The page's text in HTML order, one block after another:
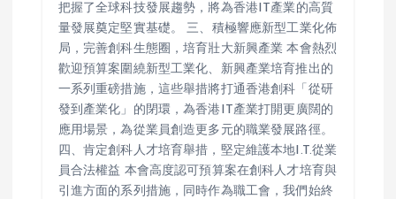
把握了全球科技發展趨勢，將為香港IT產業的高質
量發展奠定堅實基礎。 三、積極響應新型工業化佈
局，完善創科生態圈，培育壯大新興產業 本會熱烈
歡迎預算案圍繞新型工業化、新興產業培育推出的
一系列重磅措施，這些舉措將打通香港創科「從研
發到產業化」的閉環，為香港IT產業打開更廣闊的
應用場景，為從業員創造更多元的職業發展路徑。
四、肯定創科人才培育舉措，堅定維護本地I.T.從業
員合法權益 本會高度認可預算案在創科人才培育與
引進方面的系列措施，同時作為職工會，我們始終